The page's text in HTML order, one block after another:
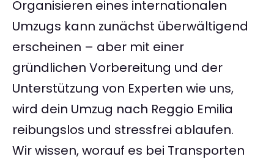
Organisieren eines internationalen
Umzugs kann zunächst überwältigend
erscheinen – aber mit einer
gründlichen Vorbereitung und der
Unterstützung von Experten wie uns,
wird dein Umzug nach Reggio Emilia
reibungslos und stressfrei ablaufen.
Wir wissen, worauf es bei Transporten